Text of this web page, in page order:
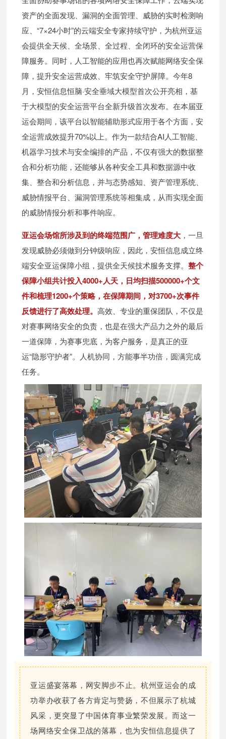
资产的全面发现、漏洞的全面管理、威胁的实时检测响
应、“7×24小时”的云端安全专家持续守护，为杭州亚运
会提供全天候、全场景、全过程、全闭环的安全运营保
障服务。同时，人工智能的应用也再次赋能网络安全保
障，提升安全运营成效、牢筑安全守护屏障。今年8
月，安恒信息恒脑·安全垂域大模型首次公开亮相，基
于大模型的安全运营平台全新升级首次发布。在本届亚
运会期间，该平台以智能辅助形式应用于各个方面，安
全运营成效提升70%以上。作为一款结合AI人工智能、
机器学习技术与安全编排的产品，不仅有强大的数据整
合和分析功能，还能够从各种安全工具和数据源中收
集、整合和分析信息，并与态势感知、资产管理系统、
威胁情报平台、漏洞管理系统等相集成，从而实现全面
的威胁情报分析和事件响应。
亚运会场馆所涉及到的终端范围广，管理难度大 ，一旦
发现威胁必须做到分钟级响应，因此，安恒信息成立终
端安全亚运保障小组，提供全天候技术服务支撑。整个
保障小组共计投入4000+人天，日均扫描500000+个文
件和梳理1200+个策略，在保障期间，对3700+次事件
反馈进行了高效处理。高效、专业的重保团队，不仅是
对赛事网络安全的负责，也是在强大产品力之外的最后
一道保障，为赛事兜底，为客户服务，是真正的亚
运“隐形守护者”。人机协同，方能事半功倍，圆满完成
任务。
亚运盛宴落幕，网安脚步不止。杭州亚运会的成
功举办收获了各方肯定与赞扬，不但展示了杭城
风采，更突显了中国体育事业繁荣发展。而这一
场网络安全保卫战的落幕，也为安恒信息提供了